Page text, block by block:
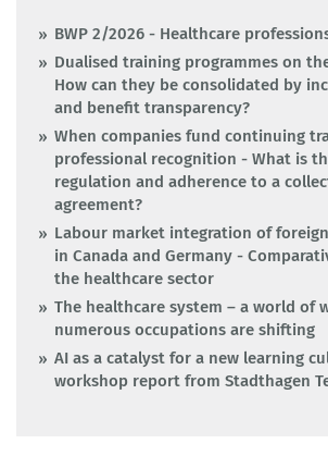
BWP 2/2026 - Healthcare
Dualised training programmes on
How can they be consolidated by
and benefit transparency?
When companies fund continuing
professional recognition - What is
regulation and adherence to a
agreement?
Labour market integration of
in Canada and Germany -
the healthcare sector
The healthcare system – a world of
numerous occupations are shifting
AI as a catalyst for a new learning
workshop report from Stadthagen